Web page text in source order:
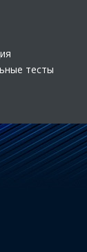
тесты
сфере связи,